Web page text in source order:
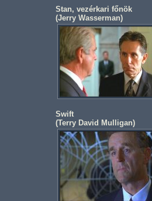
Stan, vezérkari főnök
(Jerry Wasserman)
Swift
(Terry David Mulligan)